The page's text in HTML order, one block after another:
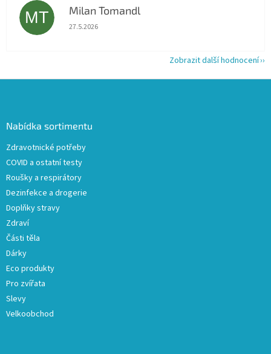
MT Milan Tomandl
Hodnocení obchodu je 5 z 5 hvězdiček.
27.5.2026
Zobrazit další hodnocení
Nabídka sortimentu
Zdravotnické potřeby
COVID a ostatní testy
Roušky a respirátory
Dezinfekce a drogerie
Doplňky stravy
Zdraví
Části těla
Dárky
Eco produkty
Pro zvířata
Slevy
Velkoobchod